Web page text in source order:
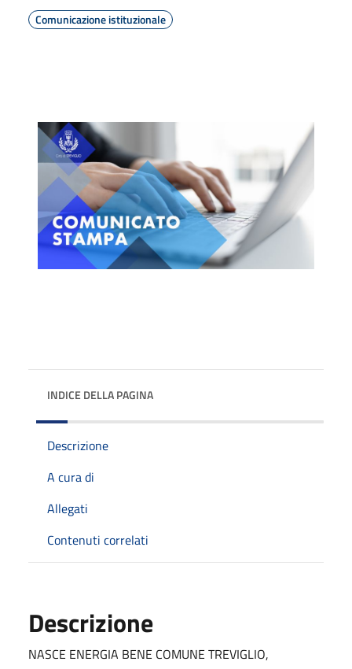
Comunicazione istituzionale
INDICE DELLA PAGINA
Descrizione
A cura di
Allegati
Contenuti correlati
Descrizione
NASCE ENERGIA BENE COMUNE TREVIGLIO,